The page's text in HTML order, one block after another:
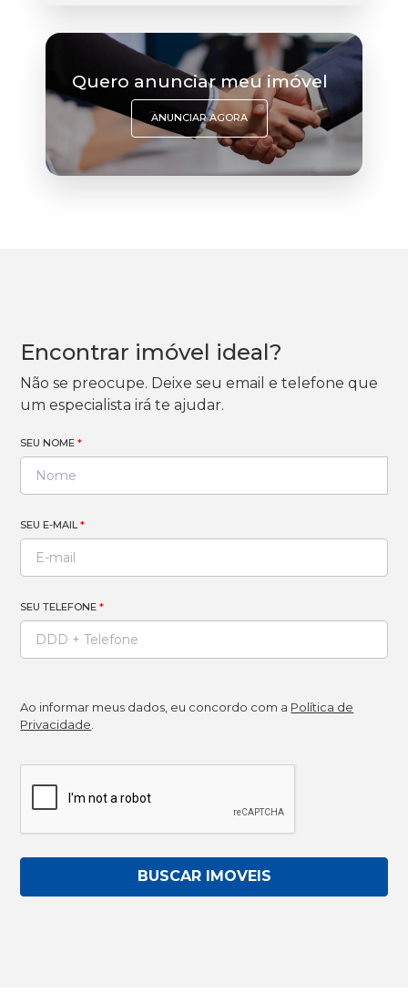
Quero anunciar meu imóvel
ANUNCIAR AGORA
Encontrar imóvel ideal?
Não se preocupe. Deixe seu email e telefone que
um especialista irá te ajudar.
SEU NOME*
SEU E-MAIL*
SEU TELEFONE*
Ao informar meus dados, eu concordo com a Política de
Privacidade
BUSCAR IMOVEIS